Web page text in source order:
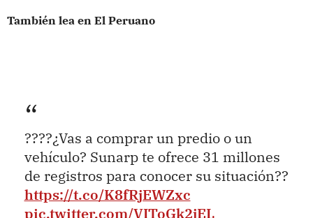
También lea en El Peruano
????¿Vas a comprar un predio o un
vehículo? Sunarp te ofrece 31 millones
de registros para conocer su situación??
https://t.co/K8fRjEWZxc
pic.twitter.com/VIToGk2jEL